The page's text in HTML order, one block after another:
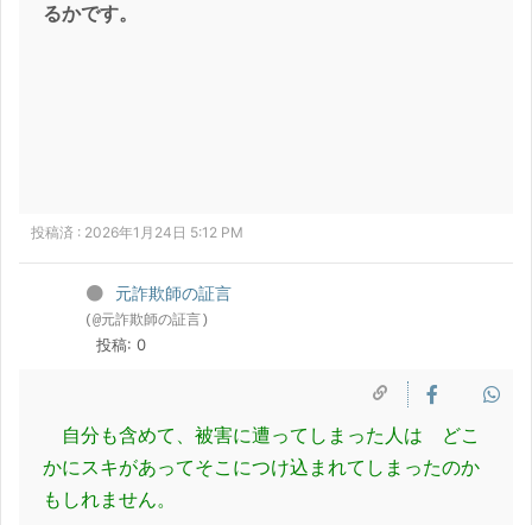
るかです。
投稿済 : 2026年1月24日 5:12 PM
元詐欺師の証言
(@元詐欺師の証言)
投稿: 0
自分も含めて、被害に遭ってしまった人は どこ
かにスキがあってそこにつけ込まれてしまったのか
もしれません。